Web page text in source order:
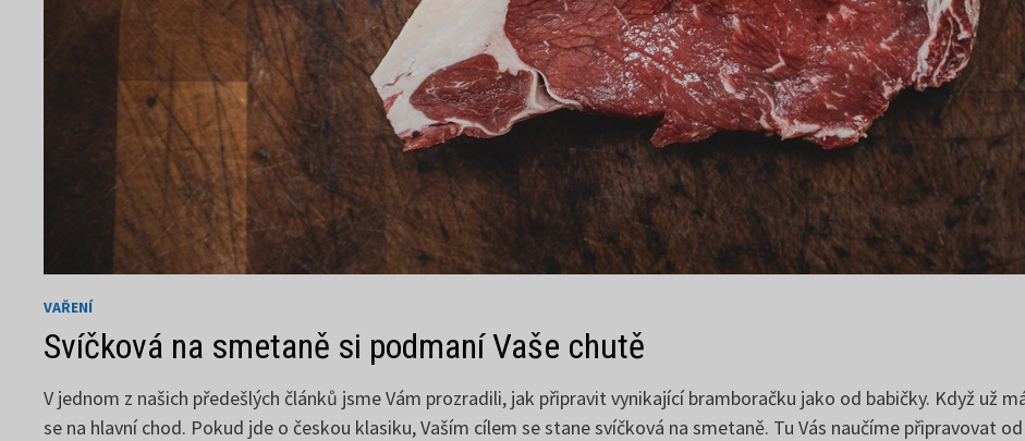
VAŘENÍ
Svíčková na smetaně si podmaní Vaše chutě
V jednom z našich předešlých článků jsme Vám prozradili, jak připravit vynikající bramboračku jako od babičky. Když už
se na hlavní chod. Pokud jde o českou klasiku, Vaším cílem se stane svíčková na smetaně. Tu Vás naučíme připravovat